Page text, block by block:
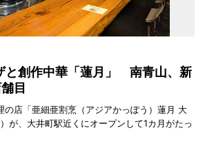
と創作中華「蓮月」 南青山、新
目
の店「亜細亜割烹（アジアかっぽう）蓮月 大
が、大井町駅近くにオープンして1カ月がたっ